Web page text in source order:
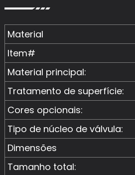
Material
Item#
Material principal:
Tratamento de superfície:
Cores opcionais:
Tipo de núcleo de válvula:
Dimensões
Tamanho total: